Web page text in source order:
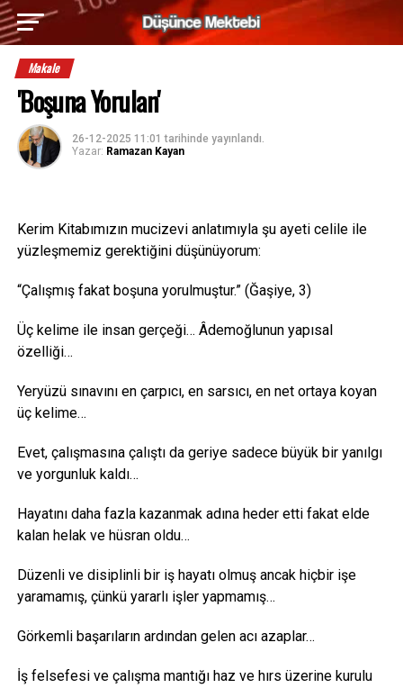
Makale
'Boşuna Yorulan'
26-12-2025 11:01 tarihinde yayınlandı.
Yazar: Ramazan Kayan
Kerim Kitabımızın mucizevi anlatımıyla şu ayeti celile ile
yüzleşmemiz gerektiğini düşünüyorum:
“Çalışmış fakat boşuna yorulmuştur.” (Ğaşiye, 3)
Üç kelime ile insan gerçeği… Âdemoğlunun yapısal
özelliği…
Yeryüzü sınavını en çarpıcı, en sarsıcı, en net ortaya koyan
üç kelime…
Evet, çalışmasına çalıştı da geriye sadece büyük bir yanılgı
ve yorgunluk kaldı…
Hayatını daha fazla kazanmak adına heder etti fakat elde
kalan helak ve hüsran oldu…
Düzenli ve disiplinli bir iş hayatı olmuş ancak hiçbir işe
yaramamış, çünkü yararlı işler yapmamış…
Görkemli başarıların ardından gelen acı azaplar…
İş felsefesi ve çalışma mantığı haz ve hırs üzerine kurulu